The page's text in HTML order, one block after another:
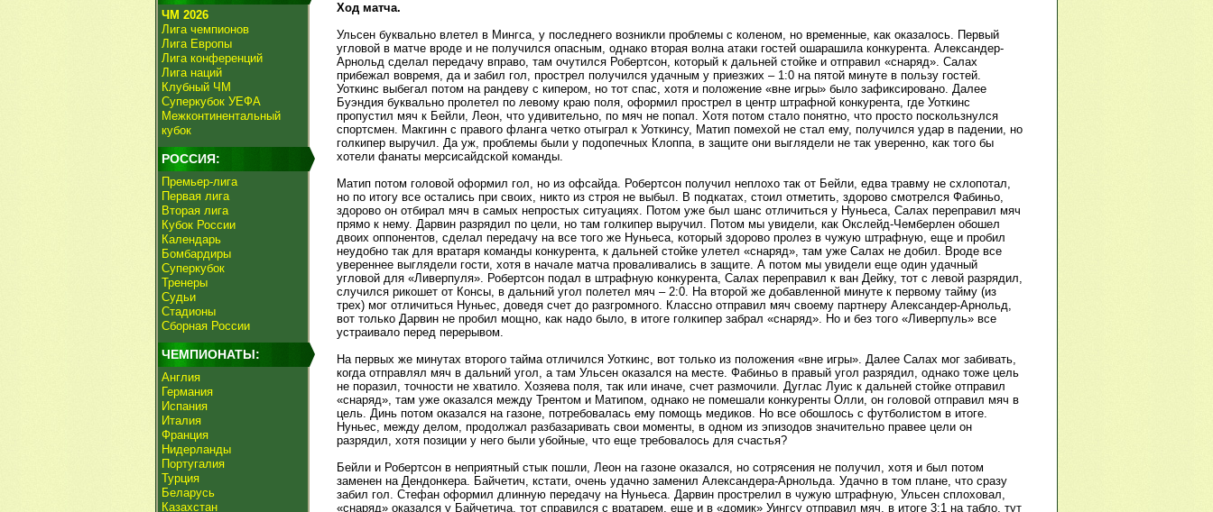
ЧМ 2026
Лига чемпионов
Лига Европы
Лига конференций
Лига наций
Клубный ЧМ
Суперкубок УЕФА
Межконтинентальный
кубок
РОССИЯ:
Премьер-лига
Первая лига
Вторая лига
Кубок России
Календарь
Бомбардиры
Суперкубок
Тренеры
Судьи
Стадионы
Сборная России
ЧЕМПИОНАТЫ:
Англия
Германия
Испания
Италия
Франция
Нидерланды
Португалия
Турция
Беларусь
Казахстан
Ход матча.
Ульсен буквально влетел в Мингса, у последнего возникли проблемы с коленом, но временные, как оказалось. Первый
угловой в матче вроде и не получился опасным, однако вторая волна атаки гостей ошарашила конкурента. Александер-
Арнольд сделал передачу вправо, там очутился Робертсон, который к дальней стойке и отправил «снаряд». Салах
прибежал вовремя, да и забил гол, прострел получился удачным у приезжих – 1:0 на пятой минуте в пользу гостей.
Уоткинс выбегал потом на рандеву с кипером, но тот спас, хотя и положение «вне игры» было зафиксировано. Далее
Буэндия буквально пролетел по левому краю поля, оформил прострел в центр штрафной конкурента, где Уоткинс
пропустил мяч к Бейли, Леон, что удивительно, по мяч не попал. Хотя потом стало понятно, что просто поскользнулся
спортсмен. Макгинн с правого фланга четко отыграл к Уоткинсу, Матип помехой не стал ему, получился удар в падении, но
голкипер выручил. Да уж, проблемы были у подопечных Клоппа, в защите они выглядели не так уверенно, как того бы
хотели фанаты мерсисайдской команды.
Матип потом головой оформил гол, но из офсайда. Робертсон получил неплохо так от Бейли, едва травму не схлопотал,
но по итогу все остались при своих, никто из строя не выбыл. В подкатах, стоил отметить, здорово смотрелся Фабиньо,
здорово он отбирал мяч в самых непростых ситуациях. Потом уже был шанс отличиться у Нуньеса, Салах переправил мяч
прямо к нему. Дарвин разрядил по цели, но там голкипер выручил. Потом мы увидели, как Окслейд-Чемберлен обошел
двоих оппонентов, сделал передачу на все того же Нуньеса, который здорово пролез в чужую штрафную, еще и пробил
неудобно так для вратаря команды конкурента, к дальней стойке улетел «снаряд», там уже Салах не добил. Вроде все
увереннее выглядели гости, хотя в начале матча проваливались в защите. А потом мы увидели еще один удачный
угловой для «Ливерпуля». Робертсон подал в штрафную конкурента, Салах переправил к ван Дейку, тот с левой разрядил,
случился рикошет от Консы, в дальний угол полетел мяч – 2:0. На второй же добавленной минуте к первому тайму (из
трех) мог отличиться Нуньес, доведя счет до разгромного. Классно отправил мяч своему партнеру Александер-Арнольд,
вот только Дарвин не пробил мощно, как надо было, в итоге голкипер забрал «снаряд». Но и без того «Ливерпуль» все
устраивало перед перерывом.
На первых же минутах второго тайма отличился Уоткинс, вот только из положения «вне игры». Далее Салах мог забивать,
когда отправлял мяч в дальний угол, а там Ульсен оказался на месте. Фабиньо в правый угол разрядил, однако тоже цель
не поразил, точности не хватило. Хозяева поля, так или иначе, счет размочили. Дуглас Луис к дальней стойке отправил
«снаряд», там уже оказался между Трентом и Матипом, однако не помешали конкуренты Олли, он головой отправил мяч в
цель. Динь потом оказался на газоне, потребовалась ему помощь медиков. Но все обошлось с футболистом в итоге.
Нуньес, между делом, продолжал разбазаривать свои моменты, в одном из эпизодов значительно правее цели он
разрядил, хотя позиции у него были убойные, что еще требовалось для счастья?
Бейли и Робертсон в неприятный стык пошли, Леон на газоне оказался, но сотрясения не получил, хотя и был потом
заменен на Дендонкера. Байчетич, кстати, очень удачно заменил Александера-Арнольда. Удачно в том плане, что сразу
забил гол. Стефан оформил длинную передачу на Нуньеса. Дарвин прострелил в чужую штрафную, Ульсен сплоховал,
«снаряд» оказался у Байчетича, тот справился с вратарем, еще и в «домик» Уингсу отправил мяч, в итоге 3:1 на табло, тут